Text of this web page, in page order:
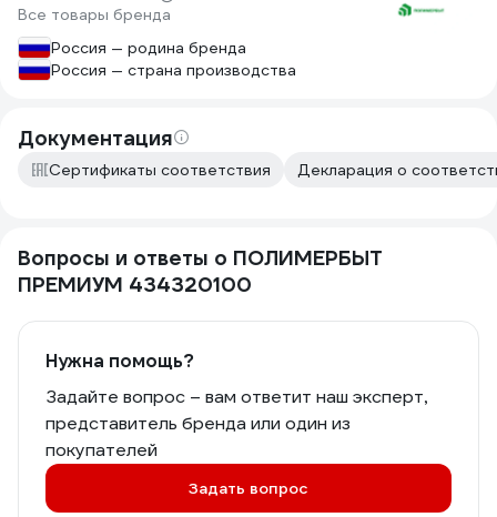
Все товары бренда
Россия — родина бренда
Россия — страна производства
Документация
Сертификаты соответствия Декларация о
Вопросы и ответы о ПОЛИМЕРБЫТ
ПРЕМИУМ 434320100
Нужна помощь?
Задайте вопрос – вам ответит наш эксперт,
представитель бренда или один из
покупателей
Задать вопрос